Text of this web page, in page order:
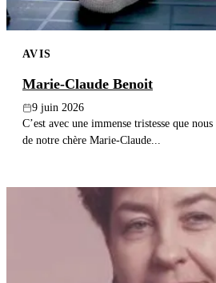
AVIS
Marie-Claude Benoit
9 juin 2026
C’est avec une immense tristesse que
de notre chère Marie-Claude...